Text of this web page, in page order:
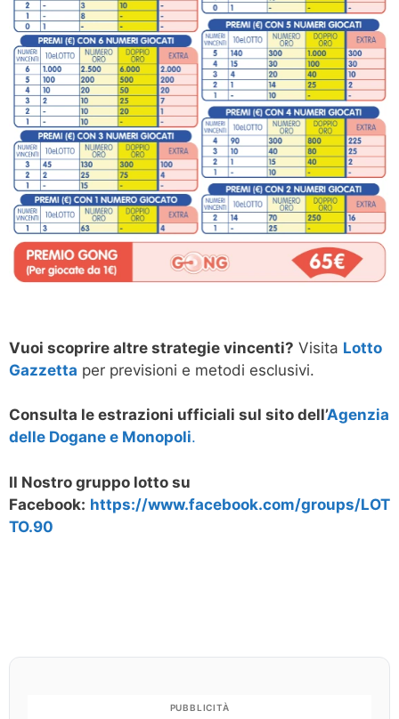
Vuoi scoprire altre strategie vincenti? Visita Lotto
Gazzetta per previsioni e metodi esclusivi.
Consulta le estrazioni ufficiali sul sito dell’Agenzia
delle Dogane e Monopoli.
Il Nostro gruppo lotto su
Facebook: https://www.facebook.com/groups/LOT
TO.90
PUBBLICITÀ